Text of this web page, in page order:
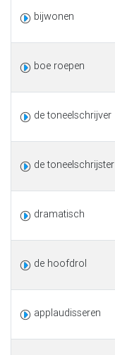
bijwonen
boe roepen
de toneelschrijver
de toneelschrijster
dramatisch
de hoofdrol
applaudisseren